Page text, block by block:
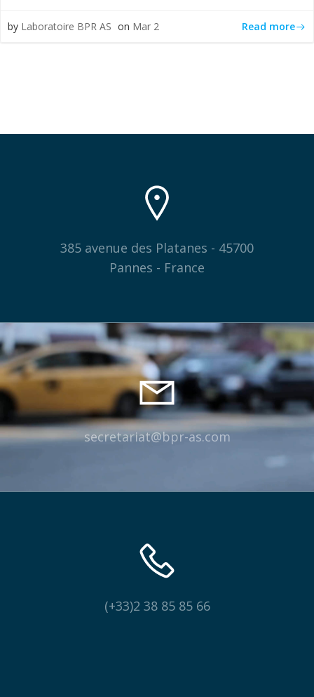
by Laboratoire BPR AS on Mar 2 Read more
385 avenue des Platanes - 45700
Pannes - France
secretariat@bpr-as.com
(+33)2 38 85 85 66